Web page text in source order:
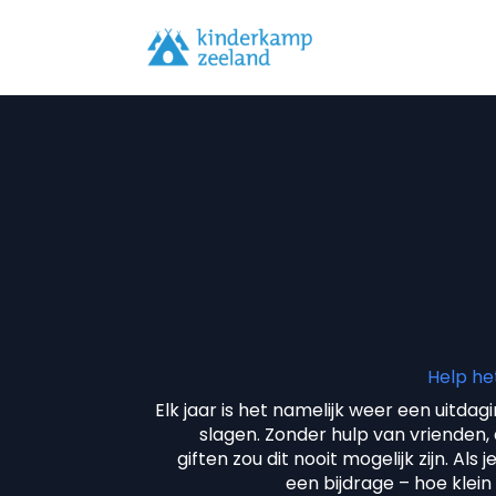
Help
Elk jaar is het namelijk weer een
slagen. Zonder hulp van
giften zou dit nooit mogelijk zijn. Als
een bijdrage – hoe